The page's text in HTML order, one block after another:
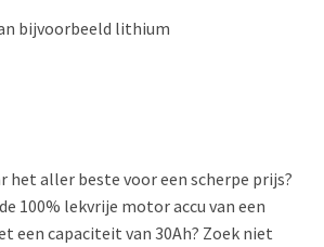
bijvoorbeeld lithium
het aller beste voor een scherpe prijs?
100% lekvrije motor accu van een
een capaciteit van 30Ah? Zoek niet